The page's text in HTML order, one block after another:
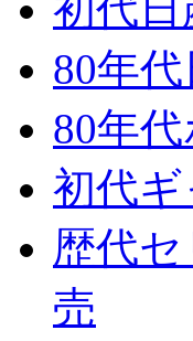
80年
80年
初代
歴代
売